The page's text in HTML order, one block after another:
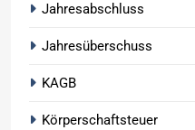
Jahresabschluss
Jahresüberschuss
KAGB
Körperschaftsteuer